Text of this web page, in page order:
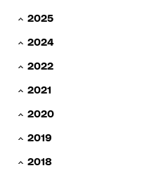
2025
2024
2022
2021
2020
2019
2018